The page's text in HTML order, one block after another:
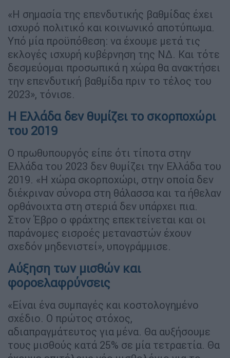
«Η σημασία της επενδυτικής βαθμίδας έχει
ισχυρό πολιτικό και κοινωνικό αποτύπωμα.
Υπό μία προϋπόθεση: να έχουμε μετά τις
εκλογές ισχυρή κυβέρνηση της ΝΔ. Και τότε
δεσμεύομαι προσωπικά η χώρα θα ανακτήσει
την επενδυτική βαθμίδα πριν το τέλος του
2023», τόνισε.
Η Ελλάδα δεν θυμίζει το σκορποχώρι
του 2019
Ο πρωθυπουργός είπε ότι τίποτα στην
Ελλάδα του 2023 δεν θυμίζει την Ελλάδα του
2019. «Η χώρα σκορποχώρι, στην οποία δεν
διέκριναν σύνορα στη θάλασσα και τα ήθελαν
ορθάνοιχτα στη στεριά δεν υπάρχει πια.
Στον Έβρο ο φράχτης επεκτείνεται και οι
παράνομες εισροές μεταναστών έχουν
σχεδόν μηδενιστεί», υπογράμμισε.
Αύξηση των μισθών και
φοροελαφρύνσεις
«Είναι ένα συμπαγές και κοστολογημένο
σχέδιο. Ο πρώτος στόχος,
αδιαπραγμάτευτος για μένα. Θα αυξήσουμε
τους μισθούς κατά 25% σε μία τετραετία. Θα